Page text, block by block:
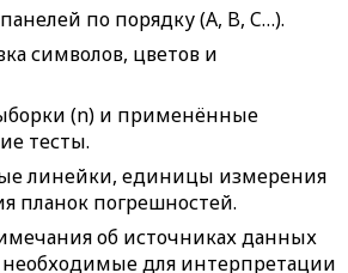
по порядку (A, B, C…).
символов, цветов и
(n) и применённые
тесты.
линейки, единицы измерения
планок погрешностей.
об источниках данных
для интерпретации